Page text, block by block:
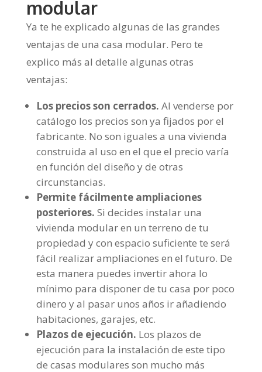
modular
Ya te he explicado algunas de las grandes
ventajas de una casa modular. Pero te
explico más al detalle algunas otras
ventajas:
Los precios son cerrados. Al venderse por
catálogo los precios son ya fijados por el
fabricante. No son iguales a una vivienda
construida al uso en el que el precio varía
en función del diseño y de otras
circunstancias.
Permite fácilmente ampliaciones
posteriores. Si decides instalar una
vivienda modular en un terreno de tu
propiedad y con espacio suficiente te será
fácil realizar ampliaciones en el futuro. De
esta manera puedes invertir ahora lo
mínimo para disponer de tu casa por poco
dinero y al pasar unos años ir añadiendo
habitaciones, garajes, etc.
Plazos de ejecución. Los plazos de
ejecución para la instalación de este tipo
de casas modulares son mucho más